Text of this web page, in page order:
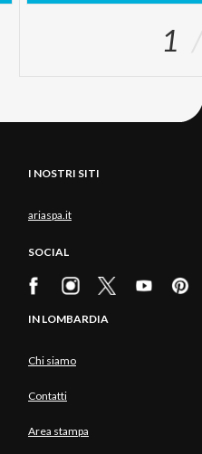
1
I NOSTRI SITI
ariaspa.it
SOCIAL
IN LOMBARDIA
Chi siamo
Contatti
Area stampa